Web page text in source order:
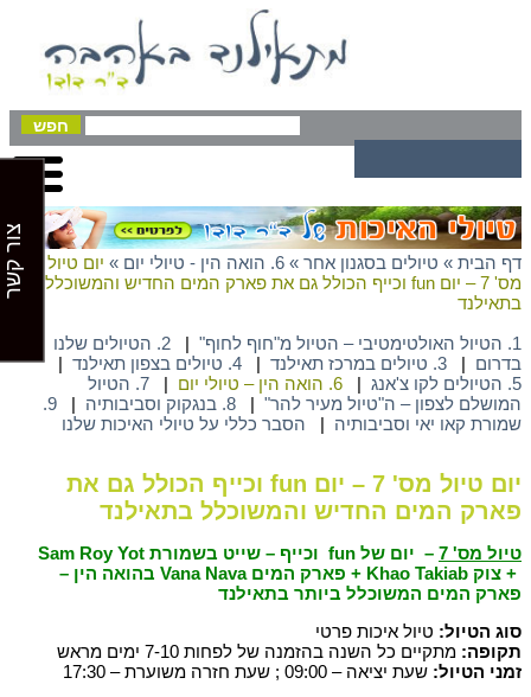
דף הבית » טיולים בסגנון אחר » 6. הואה הין - טיולי יום » יום טיול
מס' 7 – יום fun וכייף הכולל גם את פארק המים החדיש והמשוכלל
בתאילנד
1. הטיול האולטימטיבי – הטיול מ"חוף לחוף"
|
2. הטיולים שלנו
בדרום | 3. טיולים במרכז תאילנד | 4. טיולים בצפון תאילנד
|
5. הטיולים לקו צ'אנג
| 6. הואה הין – טיולי יום |
7. הטיול
המושלם לצפון – ה"טיול מעיר להר" | 8. בנגקוק וסביבותיה |
9.
שמורת קאו יאי וסביבותיה | הסבר כללי על טיולי האיכות שלנו
יום טיול מס' 7 – יום fun וכייף הכולל גם את
פארק המים החדיש והמשוכלל בתאילנד
טיול מס' 7 – יום של fun וכייף – שייט בשמורת Sam Roy Yot
+ צוק Khao Takiab + פארק המיםVana Nava בהואה הין –
פארק המים המשוכלל ביותר בתאילנד
סוג הטיול: טיול איכות פרטי
תקופה: מתקיים כל השנה בהזמנה של לפחות 7-10 ימים מראש
זמני הטיול: שעת יציאה – 09:00 ; שעת חזרה משוערת – 17:30
צור קשר